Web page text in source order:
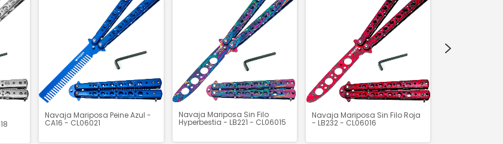
Navaja Mariposa Peine Azul -
CA16 - CL06021
Navaja Mariposa Sin Filo
Hyperbestia - LB221 - CL06015
Navaja Mariposa Sin Filo Roja
- LB232 - CL06016